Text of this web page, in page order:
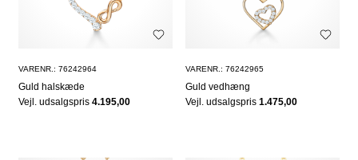
VARENR.: 76242964
Guld halskæde
Vejl. udsalgspris 4.195,00
VARENR.: 76242965
Guld vedhæng
Vejl. udsalgspris1.475,00